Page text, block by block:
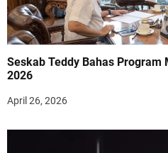
Seskab Teddy Bahas Program
2026
April 26, 2026